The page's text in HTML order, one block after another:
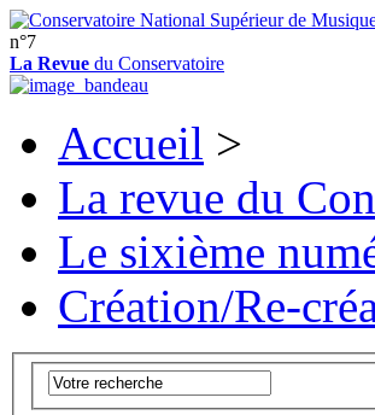
n°7
La Revue du Conservatoire
Accueil >
La revue du
Le sixième
Création/Re-